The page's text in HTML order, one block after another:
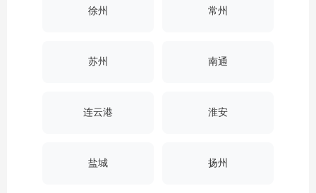
徐州 常州
苏州 南通
连云港 淮安
盐城 扬州